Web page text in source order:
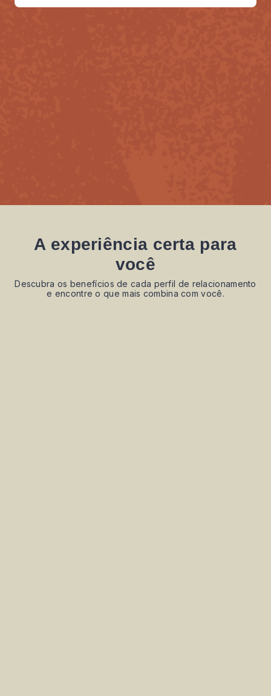
A experiência certa para
você
Descubra os benefícios de cada perfil de relacionamento
e encontre o que mais combina com você.